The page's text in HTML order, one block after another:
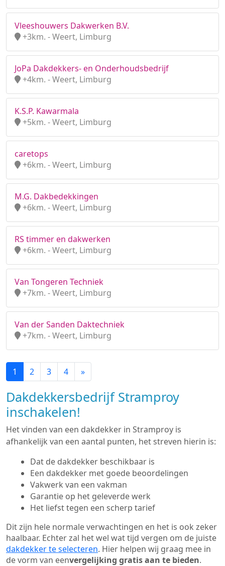
Vleeshouwers Dakwerken B.V.
+3km. - Weert, Limburg
JoPa Dakdekkers- en Onderhoudsbedrijf
+4km. - Weert, Limburg
K.S.P. Kawarmala
+5km. - Weert, Limburg
caretops
+6km. - Weert, Limburg
M.G. Dakbedekkingen
+6km. - Weert, Limburg
RS timmer en dakwerken
+6km. - Weert, Limburg
Van Tongeren Techniek
+7km. - Weert, Limburg
Van der Sanden Daktechniek
+7km. - Weert, Limburg
1 2 3 4 »
Dakdekkersbedrijf Stramproy
inschakelen!
Het vinden van een dakdekker in Stramproy is
afhankelijk van een aantal punten, het streven hierin is:
Dat de dakdekker beschikbaar is
Een dakdekker met goede beoordelingen
Vakwerk van een vakman
Garantie op het geleverde werk
Het liefst tegen een scherp tarief
Dit zijn hele normale verwachtingen en het is ook zeker
haalbaar. Echter zal het wel wat tijd vergen om de juiste
dakdekker te selecteren. Hier helpen wij graag mee in
de vorm van eenvergelijking gratis aan te bieden.